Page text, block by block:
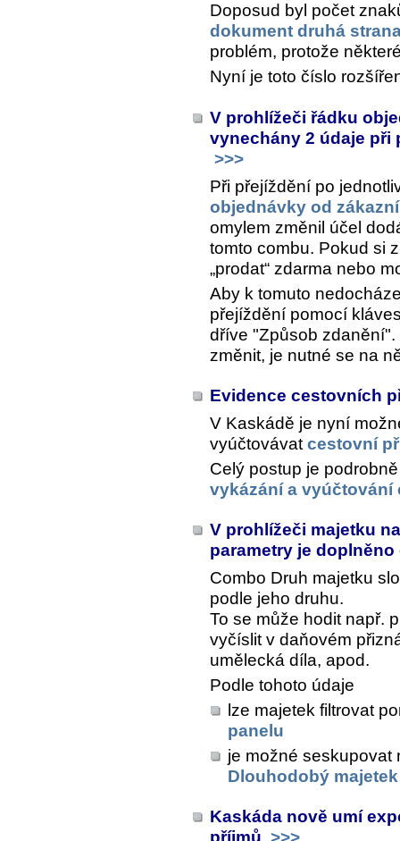
Doposud byl počet
dokument druhá
problém, protože
Nyní je toto číslo
V prohlížeči řádku
vynechány 2 údaje
>>>
Při přejíždění po
objednávky od
omylem změnil účel
tomto combu. Pokud si
„prodat“ zdarma nebo
Aby k tomuto
přejíždění pomocí
dříve "Způsob
změnit, je nutné se na
Evidence cestovních
V Kaskádě je nyní
vyúčtovávat cestovní
Celý postup je
vykázání a
V prohlížeči majetku
parametry je
Combo Druh majetku
podle jeho druhu.
To se může hodit např.
vyčíslit v daňovém
umělecká díla, apod.
Podle tohoto údaje
lze majetek filtrovat
panelu
je možné seskupovat
Dlouhodobý majetek
Kaskáda nově umí